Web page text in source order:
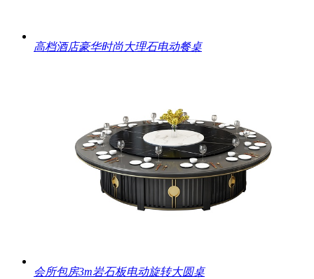
高档酒店豪华时尚大理石电动餐桌
会所包房3m岩石板电动旋转大圆桌